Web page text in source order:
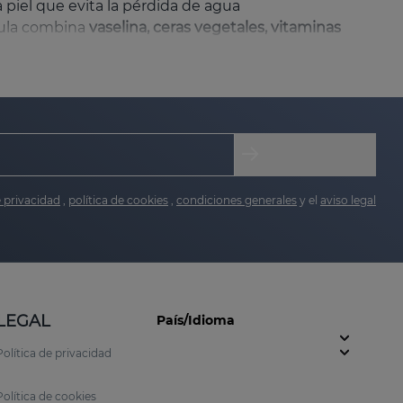
que evita la pérdida de agua
combina vaselina, ceras vegetales, vitaminas
privacidad política de cookies condiciones generales y el aviso legal
de privacidad
de cookies
País/Idioma